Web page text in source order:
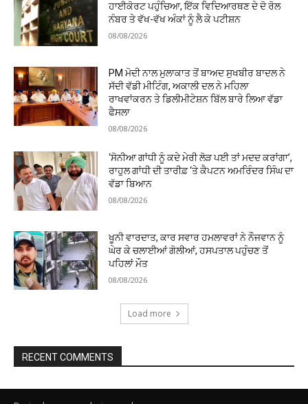
ਹਾਈਕੋਰਟ ਪਹੁੰਚਿਆ, ਇੱਕ ਵਿਦਿਆਰਥਣ ਦੇ ਦੋ ਰੋਲ
ਨੰਬਰ ਤੇ ਵੱਖ-ਵੱਖ ਅੰਕਾਂ ਨੂੰ ਲੈ ਕੇ ਪਟੀਸ਼ਨ
08/08/2026
PM ਮੋਦੀ ਨਾਲ ਮੁਲਾਕਾਤ ਤੋਂ ਬਾਅਦ ਸੁਖਬੀਰ ਬਾਦਲ ਨੇ
ਸੱਦੀ ਵੱਡੀ ਮੀਟਿੰਗ, ਅਕਾਲੀ ਦਲ ਨੇ ਮਹਿਲਾ
ਰਾਖਵਾਂਕਰਨ ਤੇ ਡਿਲੀਮੀਟੇਸ਼ਨ ਬਿੱਲ ਬਾਰੇ ਲਿਆ ਵੱਡਾ
ਫੈਸਲਾ
08/08/2026
‘ਸੋਨੀਆ ਗਾਂਧੀ ਨੂੰ ਕਦੇ ਮੇਰੀ ਲੋੜ ਪਈ ਤਾਂ ਮਦਦ ਕਰਾਂਗਾ’,
ਰਾਹੁਲ ਗਾਂਧੀ ਦੀ ਤਾਰੀਫ਼ ‘ਤੇ ਕੈਪਟਨ ਅਮਰਿੰਦਰ ਸਿੰਘ ਦਾ
ਵੱਡਾ ਬਿਆਨ
08/08/2026
ਖੂਨੀ ਵਾਰਦਾਤ, ਕਾਰ ਸਵਾਰ ਹਮਲਾਵਰਾਂ ਨੇ ਨੌਜਵਾਨ ਨੂੰ
ਘੇਰ ਕੇ ਚਲਾਈਆਂ ਗੋਲੀਆਂ, ਹਸਪਤਾਲ ਪਹੁੰਚਣ ਤੋਂ
ਪਹਿਲਾਂ ਮੌਤ
08/08/2026
Load more
RECENT COMMENTS